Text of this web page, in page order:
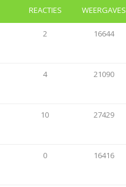
REACTIES WEERGAVES
2 16644
4 21090
10 27429
0 16416